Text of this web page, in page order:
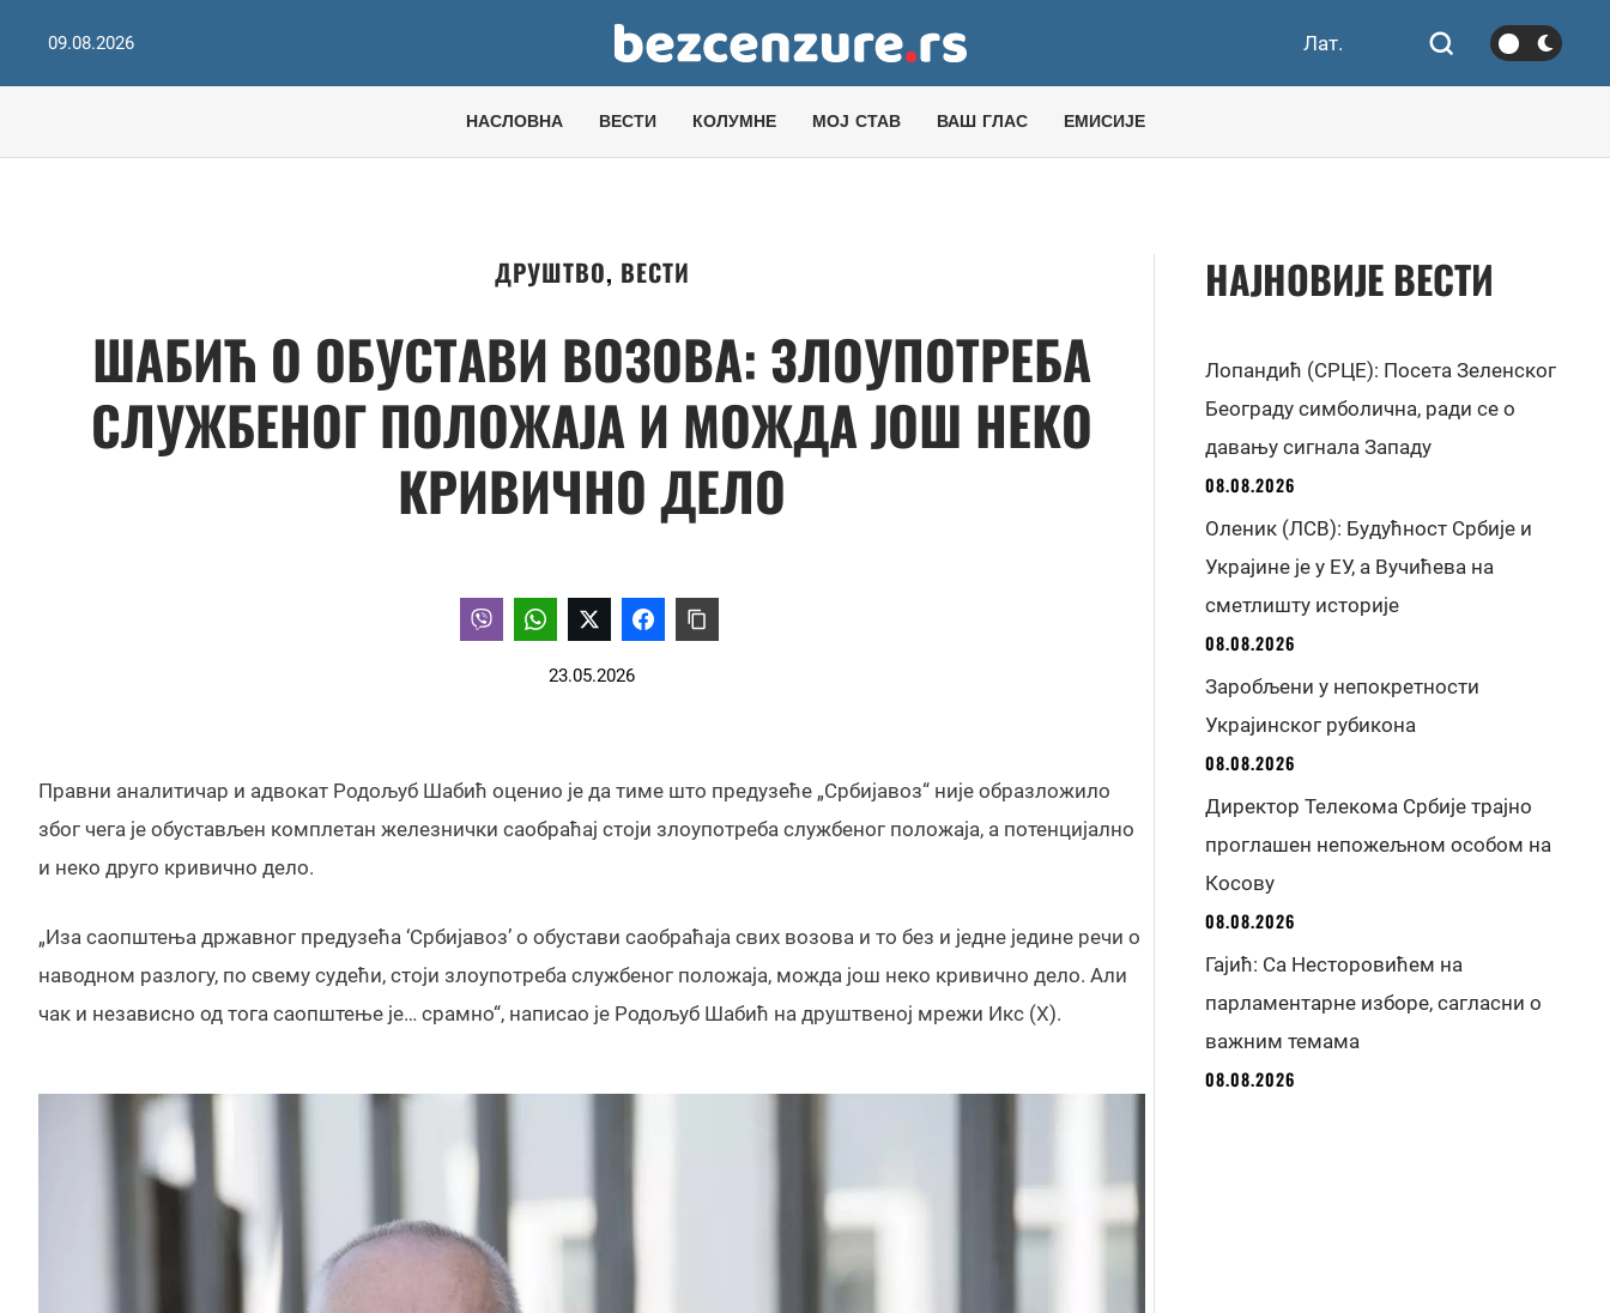
09.08.2026 Лат.
НАСЛОВНА ВЕСТИ КОЛУМНЕ МОЈ СТАВ ВАШ ГЛАС ЕМИСИЈЕ
ДРУШТВО, ВЕСТИ
ШАБИЋ О ОБУСТАВИ ВОЗОВА: ЗЛОУПОТРЕБА
СЛУЖБЕНОГ ПОЛОЖАЈА И МОЖДА ЈОШ НЕКО
КРИВИЧНО ДЕЛО
23.05.2026
Правни аналитичар и адвокат Родољуб Шабић оценио је да тиме што предузеће „Србијавоз“ није образложило
због чега је обустављен комплетан железнички саобраћај стоји злоупотреба службеног положаја, а потенцијално
и неко друго кривично дело.
„Иза саопштења државног предузећа ‘Србијавоз’ о обустави саобраћаја свих возова и то без и једне једине речи о
наводном разлогу, по свему судећи, стоји злоупотреба службеног положаја, можда још неко кривично дело. Али
чак и независно од тога саопштење је… срамно“, написао је Родољуб Шабић на друштвеној мрежи Икс (X).
НАЈНОВИЈЕ ВЕСТИ
Лопандић (СРЦЕ): Посета Зеленског
Београду симболична, ради се о
давању сигнала Западу
08.08.2026
Оленик (ЛСВ): Будућност Србије и
Украјине је у ЕУ, а Вучићева на
сметлишту историје
08.08.2026
Заробљени у непокретности
Украјинског рубикона
08.08.2026
Директор Телекома Србије трајно
проглашен непожељном особом на
Косову
08.08.2026
Гајић: Са Несторовићем на
парламентарне изборе, сагласни о
важним темама
08.08.2026